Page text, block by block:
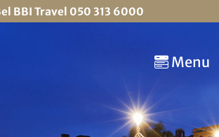
BBI Travel 050 313 6000
Menu